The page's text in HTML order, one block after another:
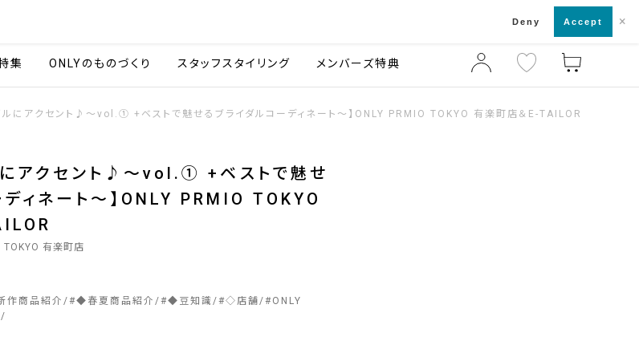
店舗一覧・来店予約
集 ONLYのものづくり スタッフスタイリング メンバーズ特典
ルにアクセント♪～vol.① +ベストで魅せるブライダルコーディネート～】ONLY PRMIO TOKYO 有楽町店＆E-TAILOR
にアクセント♪～vol.① +ベストで魅せ
ディネート～】ONLY PRMIO TOKYO
TOKYO 有楽町店
作商品紹介 #◆春夏商品紹介 #◆豆知識 #◇店舗 #ONLY
Deny Accept ×